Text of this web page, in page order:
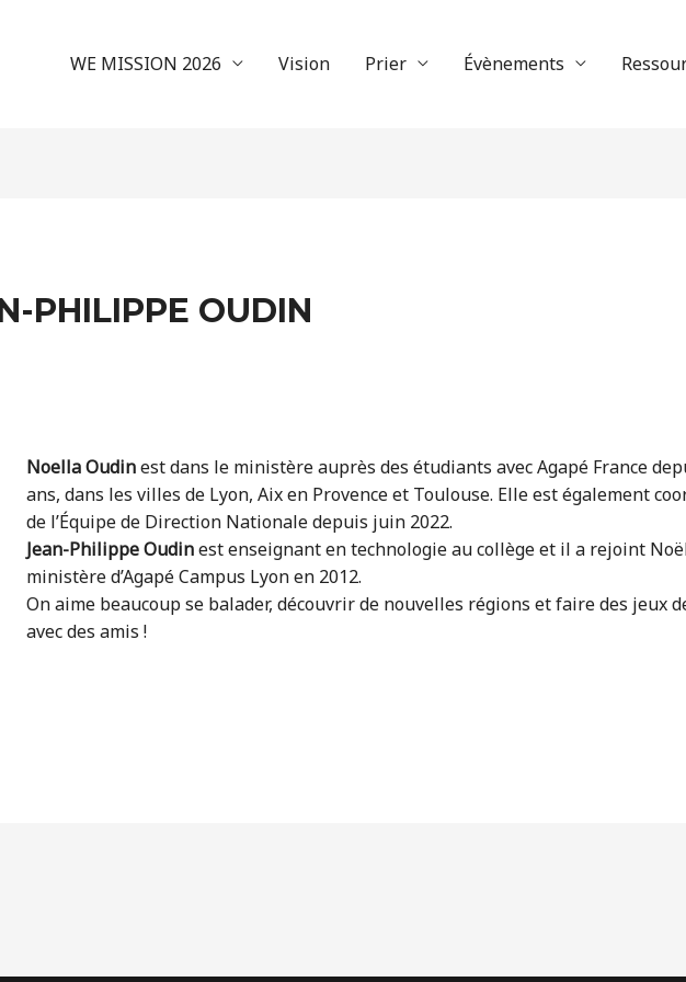
WE MISSION 2026 Vision Prier Évènements
PHILIPPE OUDIN
Noella Oudinest dans le ministère auprès des étudiants avec Agapé France
ans, dans les villes de Lyon, Aix en Provence et Toulouse. Elle est également
de l’Équipe de Direction Nationale depuis juin 2022.
Jean-Philippe Oudinest enseignant en technologie au collège et il a rejoint
ministère d’Agapé Campus Lyon en 2012.
On aime beaucoup se balader, découvrir de nouvelles régions et faire des jeux
avec des amis !